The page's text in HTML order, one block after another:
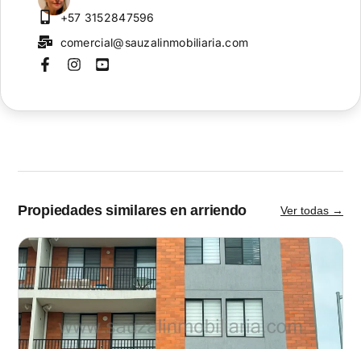
+57 3152847596
comercial@sauzalinmobiliaria.com
Propiedades similares en arriendo Ver todas →